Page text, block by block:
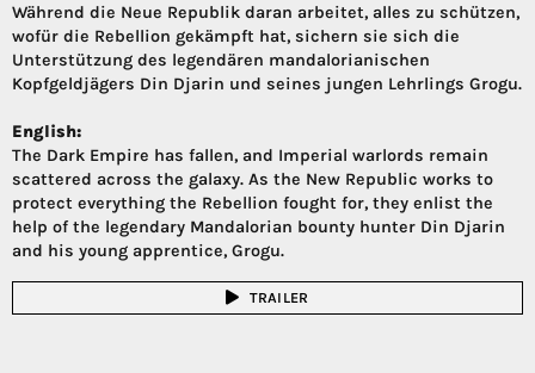
Während die Neue Republik daran arbeitet, alles zu schützen,
wofür die Rebellion gekämpft hat, sichern sie sich die
Unterstützung des legendären mandalorianischen
Kopfgeldjägers Din Djarin und seines jungen Lehrlings Grogu.
English:
The Dark Empire has fallen, and Imperial warlords remain
scattered across the galaxy. As the New Republic works to
protect everything the Rebellion fought for, they enlist the
help of the legendary Mandalorian bounty hunter Din Djarin
and his young apprentice, Grogu.
TRAILER